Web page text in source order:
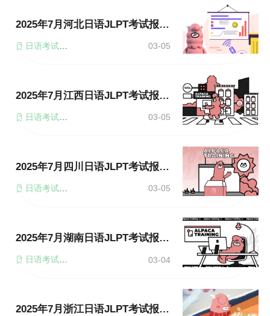
2025年7月河北日语JLPT考试报名流程详解
日语考试报名 03-05
2025年7月江西日语JLPT考试报名流程详解
日语考试报名 03-05
2025年7月四川日语JLPT考试报名流程详解
日语考试报名 03-05
2025年7月湖南日语JLPT考试报名流程详解
日语考试报名 03-04
2025年7月浙江日语JLPT考试报名流程详解